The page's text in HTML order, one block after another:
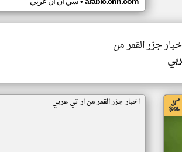
جزر القمر من
اخبار جزر القمر من ار تي عربي